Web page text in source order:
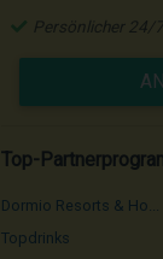
Persönlicher 24/
Top-
Dormio Resorts & Ho...
Topdrinks